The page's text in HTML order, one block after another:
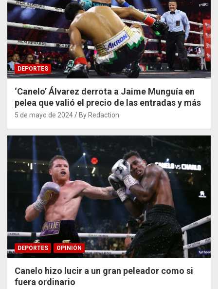
DEPORTES
‘Canelo’ Álvarez derrota a Jaime Munguía en
pelea que valió el precio de las entradas y más
5 de mayo de 2024 By Redaction
DEPORTES OPINIÓN
Canelo hizo lucir a un gran peleador como si
fuera ordinario